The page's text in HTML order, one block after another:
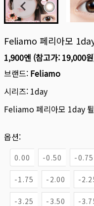
Feliamo 페리아모
1,900엔 (참고가: 19,000원
브랜드: Feliamo
시리즈: 1day
Feliamo 페리아모 1day
옵션:
0.00 -0.50 -0.75
-1.75 -2.00 -
-3.25 -3.50 -